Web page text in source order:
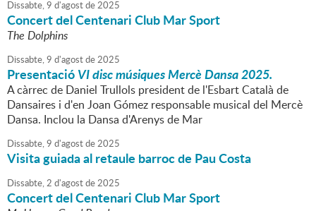
Dissabte,9 d'agostde2025
Concert del Centenari Club Mar Sport
The Dolphins
Dissabte,9 d'agostde2025
PresentacióVI disc músiques Mercè Dansa 2025.
A càrrec de Daniel Trullols president de l'Esbart Català de
Dansaires i d'en Joan Gómez responsable musical del Mercè
Dansa. Inclou la Dansa d'Arenys de Mar
Dissabte,9 d'agostde2025
Visita guiada al retaule barroc de Pau Costa
Dissabte,2 d'agostde2025
Concert del Centenari Club Mar Sport